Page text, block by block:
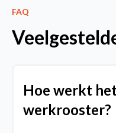
FAQ
Hoe werkt
werkrooster?